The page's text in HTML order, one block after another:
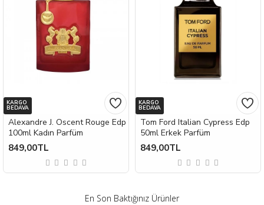
KARGO
BEDAVA
Alexandre J. Oscent Rouge Edp
100ml Kadın Parfüm
849,00TL
KARGO
BEDAVA
Tom Ford Italian Cypress Edp
50ml Erkek Parfüm
849,00TL
En Son Baktığınız Ürünler